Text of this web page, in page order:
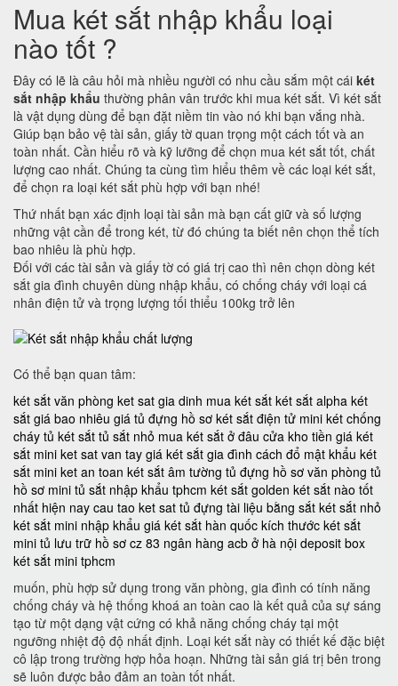
Mua két sắt nhập khẩu loại
nào tốt ?
Đây có lẽ là câu hỏi mà nhiều người có nhu cầu sắm một cái két
sắt nhập khẩu thường phân vân trước khi mua két sắt. Vì két sắt
là vật dụng dùng để bạn đặt niềm tin vào nó khi bạn vắng nhà.
Giúp bạn bảo vệ tài sản, giấy tờ quan trọng một cách tốt và an
toàn nhất. Cần hiểu rõ và kỹ lưỡng để chọn mua két sắt tốt, chất
lượng cao nhất. Chúng ta cùng tìm hiểu thêm về các loại két sắt,
để chọn ra loại két sắt phù hợp với bạn nhé!
Thứ nhất bạn xác định loại tài sản mà bạn cất giữ và số lượng
những vật cần để trong két, từ đó chúng ta biết nên chọn thể tích
bao nhiêu là phù hợp.
Đối với các tài sản và giấy tờ có giá trị cao thì nên chọn dòng két
sắt gia đình chuyên dùng nhập khẩu, có chống cháy với loại cá
nhân điện tử và trọng lượng tối thiểu 100kg trở lên
Có thể bạn quan tâm:
két sắt văn phòng ket sat gia dinh mua két sắt két sắt alpha két
sắt giá bao nhiêu giá tủ đựng hồ sơ két sắt điện tử mini két chống
cháy tủ két sắt tủ sắt nhỏ mua két sắt ở đâu cửa kho tiền giá két
sắt mini ket sat van tay giá két sắt gia đình cách đổ mật khẩu két
sắt mini ket an toan két sắt âm tường tủ đựng hồ sơ văn phòng tủ
hồ sơ mini tủ sắt nhập khẩu tphcm két sắt golden két sắt nào tốt
nhất hiện nay cau tao ket sat tủ đựng tài liệu bằng sắt két sắt nhỏ
két sắt mini nhập khẩu giá két sắt hàn quốc kích thước két sắt
mini tủ lưu trữ hồ sơ cz 83 ngân hàng acb ở hà nội deposit box
két sắt mini tphcm
muốn, phù hợp sử dụng trong văn phòng, gia đình có tính năng
chống cháy và hệ thống khoá an toàn cao là kết quả của sự sáng
tạo từ một dạng vật cứng có khả năng chống cháy tại một
ngưỡng nhiệt độ độ nhất định. Loại két sắt này có thiết kế đặc biệt
cô lập trong trường hợp hỏa hoạn. Những tài sản giá trị bên trong
sẽ luôn được bảo đảm an toàn tốt nhất.